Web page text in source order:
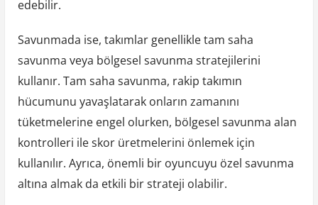
edebilir.
Savunmada ise, takımlar genellikle tam saha
savunma veya bölgesel savunma stratejilerini
kullanır. Tam saha savunma, rakip takımın
hücumunu yavaşlatarak onların zamanını
tüketmelerine engel olurken, bölgesel savunma alan
kontrolleri ile skor üretmelerini önlemek için
kullanılır. Ayrıca, önemli bir oyuncuyu özel savunma
altına almak da etkili bir strateji olabilir.